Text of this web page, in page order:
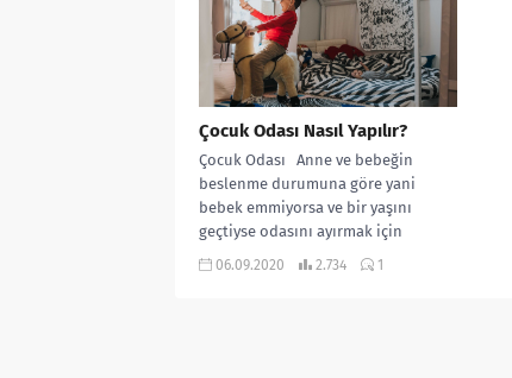
Çocuk Odası Nasıl Yapılır?
Çocuk Odası Anne ve bebeğin
beslenme durumuna göre yani
bebek emmiyorsa ve bir yaşını
geçtiyse odasını ayırmak için
çalışmalara...
06.09.2020 2.734 1